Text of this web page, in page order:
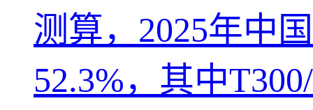
测算，2025年中国
52.3%，其中